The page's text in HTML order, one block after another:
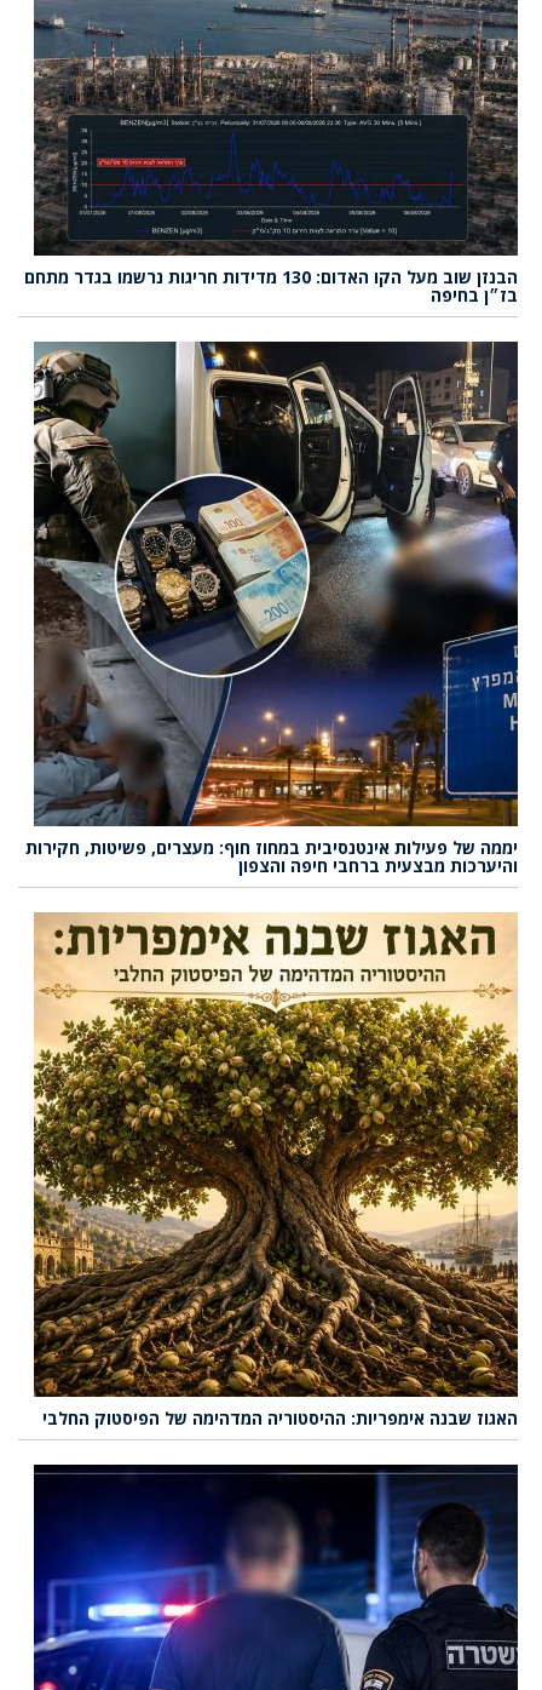
הבנזן שוב מעל הקו האדום: 130 מדידות חריגות נרשמו בגדר מתחם
בז״ן בחיפה
יממה של פעילות אינטנסיבית במחוז חוף: מעצרים, פשיטות, חקירות
והיערכות מבצעית ברחבי חיפה והצפון
האגוז שבנה אימפריות: ההיסטוריה המדהימה של הפיסטוק החלבי